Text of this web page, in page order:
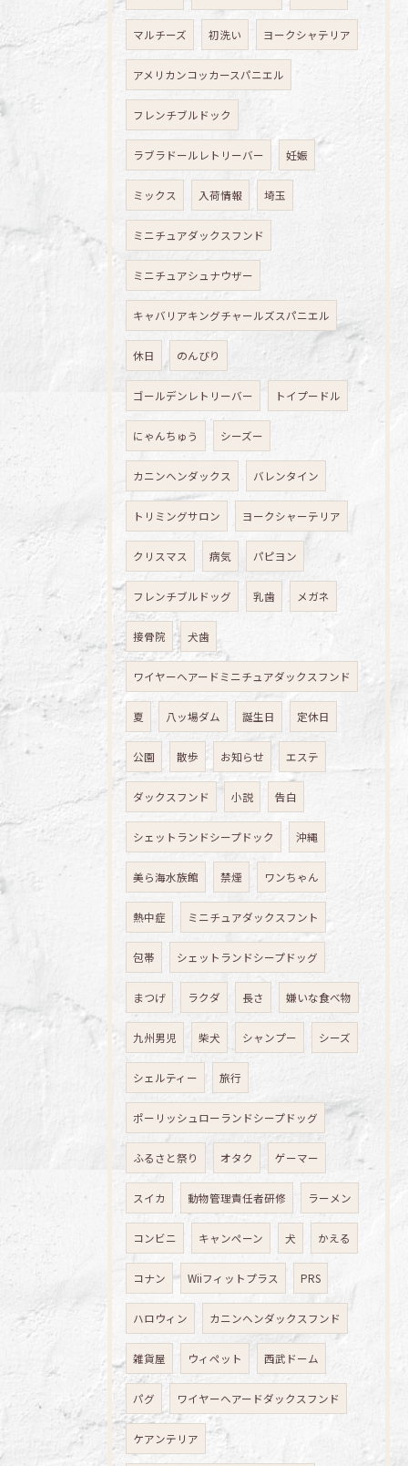
マルチーズ 初洗い ヨークシャテリア
アメリカンコッカースパニエル
フレンチブルドック
ラブラドールレトリーバー 妊娠
ミックス 入荷情報 埼玉
ミニチュアダックスフンド
ミニチュアシュナウザー
キャバリアキングチャールズスパニエル
休日 のんびり
ゴールデンレトリーバー トイプードル
にゃんちゅう シーズー
カニンヘンダックス バレンタイン
トリミングサロン ヨークシャーテリア
クリスマス 病気 パピヨン
フレンチブルドッグ 乳歯 メガネ
接骨院 犬歯
ワイヤーヘアードミニチュアダックスフンド
夏 八ッ場ダム 誕生日 定休日
公園 散歩 お知らせ エステ
ダックスフンド 小説 告白
シェットランドシープドック 沖縄
美ら海水族館 禁煙 ワンちゃん
熱中症 ミニチュアダックスフント
包帯 シェットランドシープドッグ
まつげ ラクダ 長さ 嫌いな食べ物
九州男児 柴犬 シャンプー シーズ
シェルティー 旅行
ポーリッシュローランドシープドッグ
ふるさと祭り オタク ゲーマー
スイカ 動物管理責任者研修 ラーメン
コンビニ キャンペーン 犬 かえる
コナン Wiiフィットプラス PRS
ハロウィン カニンヘンダックスフンド
雑貨屋 ウィペット 西武ドーム
パグ ワイヤーヘアードダックスフンド
ケアンテリア